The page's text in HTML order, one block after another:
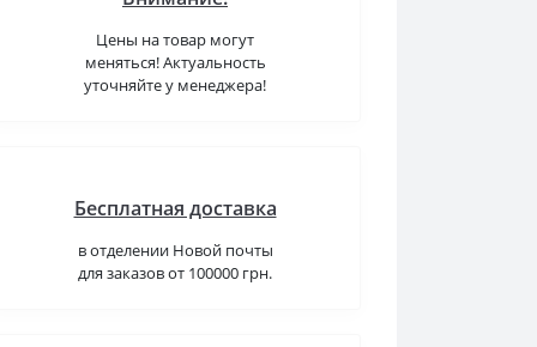
Цены на товар могут
меняться! Актуальность
уточняйте у менеджера!
Бесплатная доставка
в отделении Новой почты
для заказов от 100000 грн.